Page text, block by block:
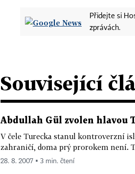
Přidejte si
zprávách.
Související
Abdullah Gül zvolen hlavou
V čele Turecka stanul kontroverzní
zahraničí, doma prý prorokem není.
28. 8. 2007 ▪ 3 min. čtení